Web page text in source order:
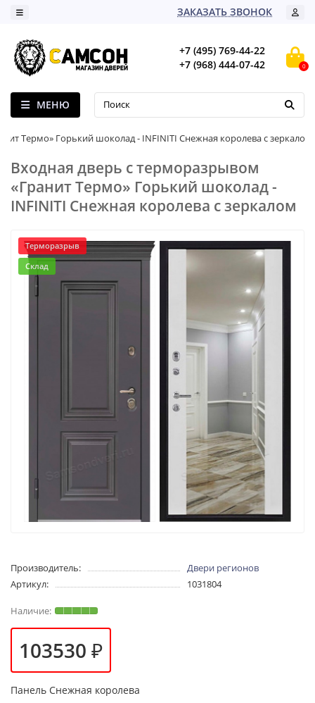
ЗАКАЗАТЬ ЗВОНОК
+7 (495) 769-44-22
+7 (968) 444-07-42
0
МЕНЮ
Термо» Горький шоколад - INFINITI Снежная королева с зеркалом
Входная дверь с терморазрывом
«Гранит Термо» Горький шоколад -
INFINITI Снежная королева с зеркалом
Терморазрыв
Склад
Производитель:
Двери регионов
Артикул:
1031804
103530 ₽
Панель Снежная королева